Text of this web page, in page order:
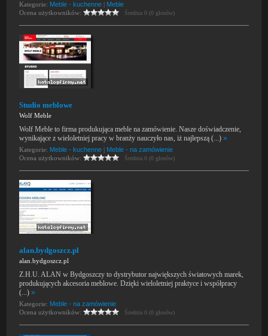
Kategorie: Meble - kuchenne | Meble
Ocena użytkowników:
Średnia 0 (0 głosów)
Studio meblowe
Wolf Meble
Wolf Meble to firma produkująca meble na zamówienie. Nasze doświadczenie,
wynikające z wieloletniej pracy w branży nauczyło nas, iż najlepszą (...)»
Kategorie: Meble - kuchenne | Meble - na zamówienie
Ocena użytkowników:
Średnia 0 (0 głosów)
alan.bydgoszcz.pl
alan.bydgoszcz.pl
Z.H.U. ALAN w Bydgoszczy to dystrybutor największych światowych marek,
produkujących akcesoria meblowe. Dzięki wieloletniej praktyce i współpracy
(...)»
Kategorie: Meble - na zamówienie
Ocena użytkowników:
Średnia 0 (0 głosów)